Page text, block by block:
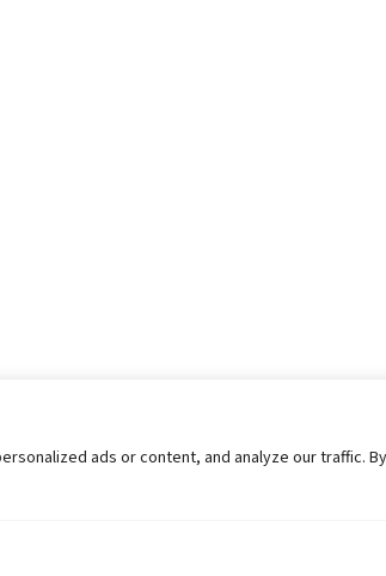
ads or content, and analyze our traffic.